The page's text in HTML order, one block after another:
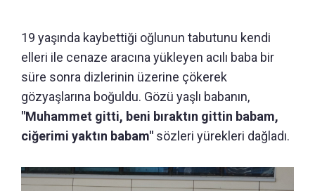
19 yaşında kaybettiği oğlunun tabutunu kendi
elleri ile cenaze aracına yükleyen acılı baba bir
süre sonra dizlerinin üzerine çökerek
gözyaşlarına boğuldu. Gözü yaşlı babanın,
"Muhammet gitti, beni bıraktın gittin babam,
ciğerimi yaktın babam" sözleri yürekleri dağladı.